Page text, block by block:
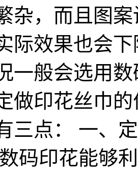
杂，而且图
际效果也会
一般会选用
做印花丝巾
三点： 一、
码印花能够